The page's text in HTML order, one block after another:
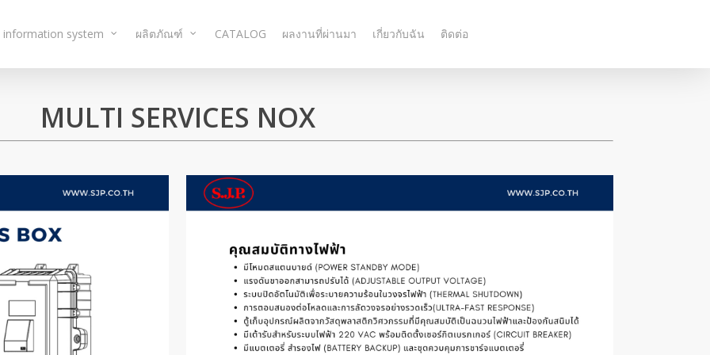
information system ผลิตภัณฑ์ CATALOG ผลงานที่ผ่านมา เกี่ยวกับฉัน ติดต่อ
MULTI SERVICES NOX